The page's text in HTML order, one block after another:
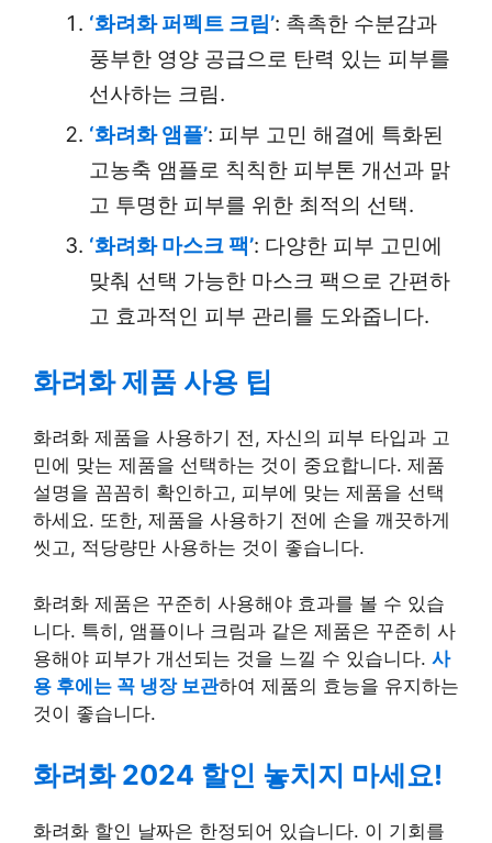
‘화려화 퍼펙트 크림’: 촉촉한 수분감과
풍부한 영양 공급으로 탄력 있는 피부를
선사하는 크림.
‘화려화 앰플’: 피부 고민 해결에 특화된
고농축 앰플로 칙칙한 피부톤 개선과 맑
고 투명한 피부를 위한 최적의 선택.
‘화려화 마스크 팩’: 다양한 피부 고민에
맞춰 선택 가능한 마스크 팩으로 간편하
고 효과적인 피부 관리를 도와줍니다.
화려화 제품 사용 팁
화려화 제품을 사용하기 전, 자신의 피부 타입과 고
민에 맞는 제품을 선택하는 것이 중요합니다. 제품
설명을 꼼꼼히 확인하고, 피부에 맞는 제품을 선택
하세요. 또한, 제품을 사용하기 전에 손을 깨끗하게
씻고, 적당량만 사용하는 것이 좋습니다.
화려화 제품은 꾸준히 사용해야 효과를 볼 수 있습
니다. 특히, 앰플이나 크림과 같은 제품은 꾸준히 사
용해야 피부가 개선되는 것을 느낄 수 있습니다. 사
용 후에는 꼭 냉장 보관하여 제품의 효능을 유지하는
것이 좋습니다.
화려화 2024 할인 놓치지 마세요!
화려화 할인 날짜은 한정되어 있습니다. 이 기회를